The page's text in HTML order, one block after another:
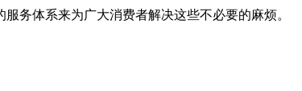
务体系来为广大消费者解决这些不必要的麻烦。